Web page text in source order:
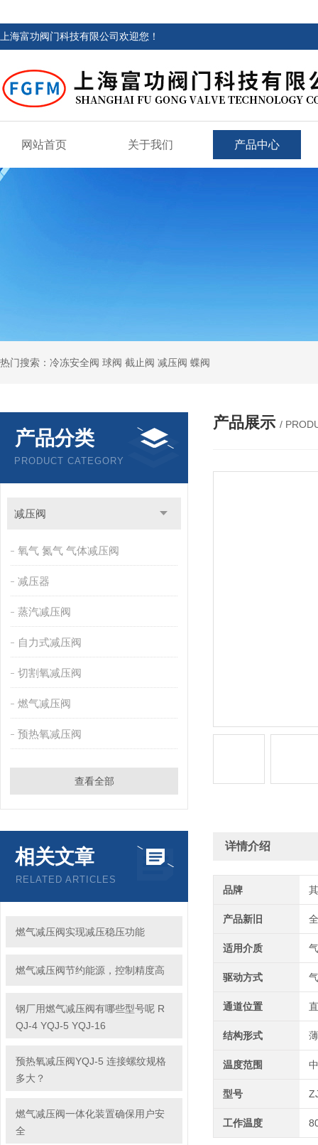
上海富功阀门科技有限公司欢迎您！
网站首页 关于我们 产品中心
热门搜索：冷冻安全阀 球阀 截止阀 减压阀 蝶阀
产品分类
PRODUCT CATEGORY
减压阀
氧气 氮气 气体减压阀
减压器
蒸汽减压阀
自力式减压阀
切割氧减压阀
燃气减压阀
预热氧减压阀
查看全部
相关文章
RELATED ARTICLES
燃气减压阀实现减压稳压功能
燃气减压阀节约能源，控制精度高
钢厂用燃气减压阀有哪些型号呢 R
QJ-4 YQJ-5 YQJ-16
预热氧减压阀YQJ-5 连接螺纹规格
多大？
燃气减压阀一体化装置确保用户安
全
产品展示 /
详情介绍
品牌
产品新旧
适用介质
驱动方式
通道位置
结构形式
温度范围
型号
工作温度